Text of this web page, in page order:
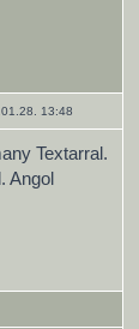
13:48
Textarral.
Angol